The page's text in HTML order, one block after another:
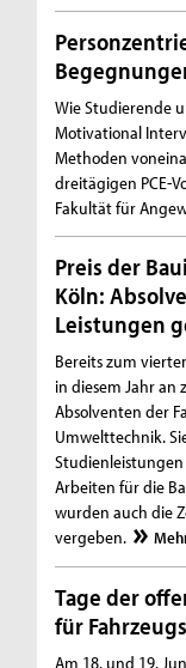
Wie Studierende
Motivational
Methoden
dreitägigen PCE-
Fakultät für
Preis der
Köln:
Leistungen
Bereits zum
in diesem Jahr an
Absolventen der
Umwelttechnik.
Arbeiten für die
wurden auch die
vergeben.
Tage der
für
Am 18. und 19.